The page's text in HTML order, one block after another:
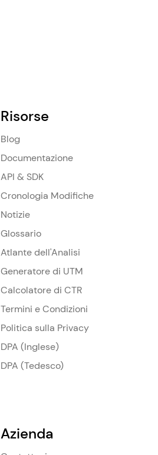
Risorse
Blog
Documentazione
API & SDK
Cronologia Modifiche
Notizie
Glossario
Atlante dell'Analisi
Generatore di UTM
Calcolatore di CTR
Termini e Condizioni
Politica sulla Privacy
DPA (Inglese)
DPA (Tedesco)
Azienda